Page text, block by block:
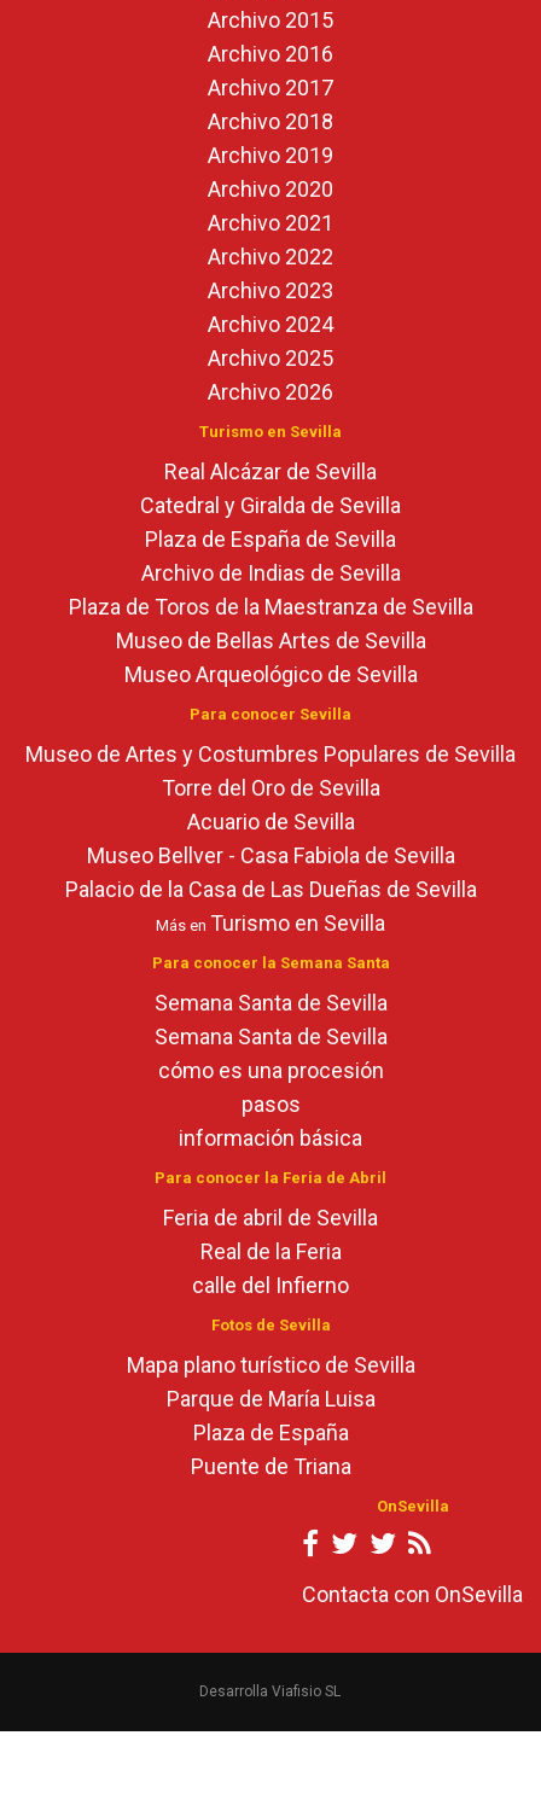
Archivo 2015
Archivo 2016
Archivo 2017
Archivo 2018
Archivo 2019
Archivo 2020
Archivo 2021
Archivo 2022
Archivo 2023
Archivo 2024
Archivo 2025
Archivo 2026
Turismo en Sevilla
Real Alcázar de Sevilla
Catedral y Giralda de Sevilla
Plaza de España de Sevilla
Archivo de Indias de Sevilla
Plaza de Toros de la Maestranza de Sevilla
Museo de Bellas Artes de Sevilla
Museo Arqueológico de Sevilla
Para conocer Sevilla
Museo de Artes y Costumbres Populares de Sevilla
Torre del Oro de Sevilla
Acuario de Sevilla
Museo Bellver - Casa Fabiola de Sevilla
Palacio de la Casa de Las Dueñas de Sevilla
Más en Turismo en Sevilla
Para conocer la Semana Santa
Semana Santa de Sevilla
Semana Santa de Sevilla
cómo es una procesión
pasos
información básica
Para conocer la Feria de Abril
Feria de abril de Sevilla
Real de la Feria
calle del Infierno
Fotos de Sevilla
Mapa plano turístico de Sevilla
Parque de María Luisa
Plaza de España
Puente de Triana
OnSevilla
Contacta con OnSevilla
Desarrolla Viafisio SL